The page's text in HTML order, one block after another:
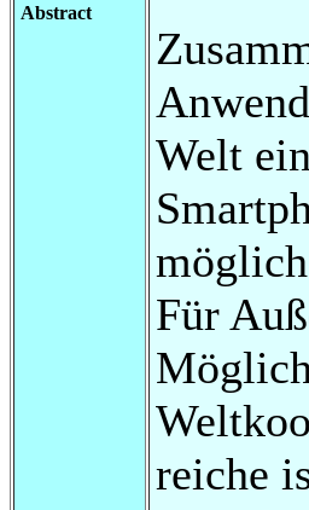
Abstract
Welt
Für
reiche